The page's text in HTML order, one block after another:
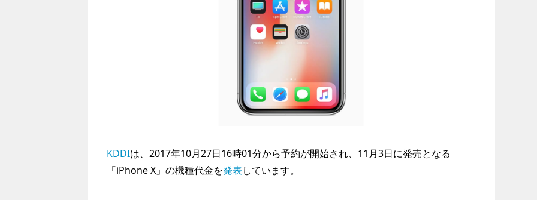
KDDIは、2017年10月27日16時01分から予約が開始され、11月3日に発売となる
「iPhone X」の機種代金を発表しています。